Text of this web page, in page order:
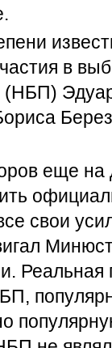
в
(НБП)
еще на
свои
Реальная